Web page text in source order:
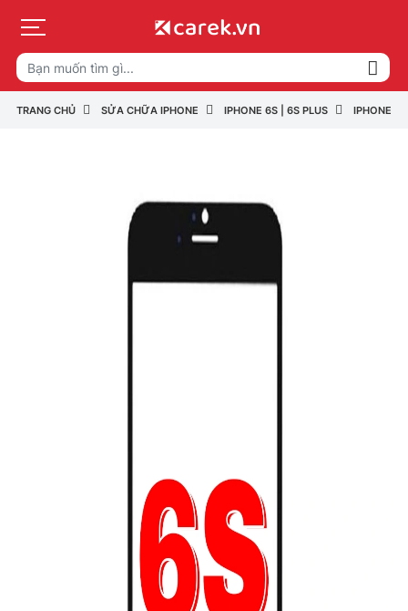
TRANG CHỦ SỬA CHỮA IPHONE IPHONE 6S | 6S PLUS IPHONE 6S